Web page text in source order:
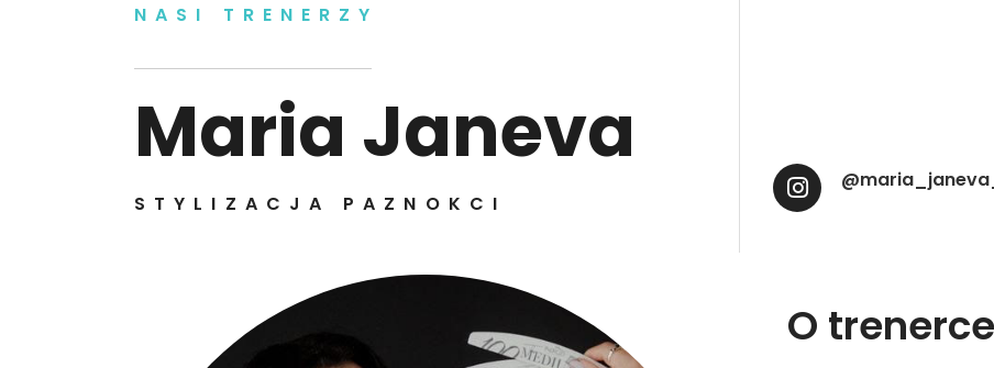
NASI TRENERZY
Maria Janeva
STYLIZACJA PAZNOKCI
@maria_janeva_
O trenerce